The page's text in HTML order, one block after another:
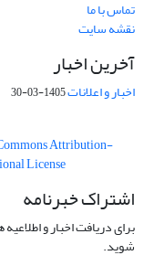
تماس با ما
نقشه سایت
آخرین اخبار
اخبار و اعلانات1405-03-30
Attribution-
License
اشتراک خبرنامه
برای دریافت اخبار و
شوید.